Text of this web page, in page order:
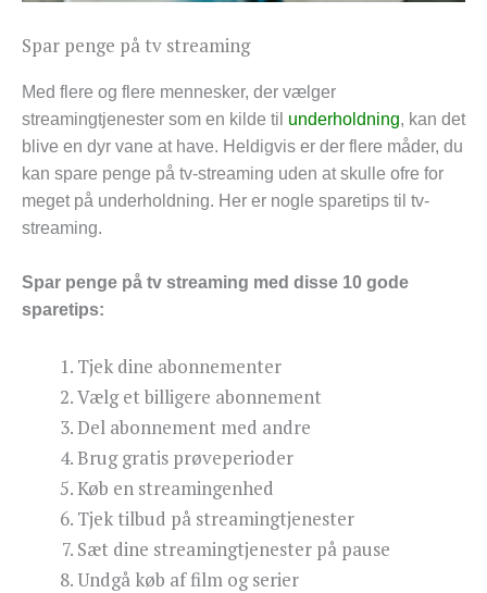
Spar penge på tv streaming
Med flere og flere mennesker, der vælger
streamingtjenester som en kilde til underholdning, kan det
blive en dyr vane at have. Heldigvis er der flere måder, du
kan spare penge på tv-streaming uden at skulle ofre for
meget på underholdning. Her er nogle sparetips til tv-
streaming.
Spar penge på tv streaming med disse 10 gode
sparetips:
Tjek dine abonnementer
Vælg et billigere abonnement
Del abonnement med andre
Brug gratis prøveperioder
Køb en streamingenhed
Tjek tilbud på streamingtjenester
Sæt dine streamingtjenester på pause
Undgå køb af film og serier